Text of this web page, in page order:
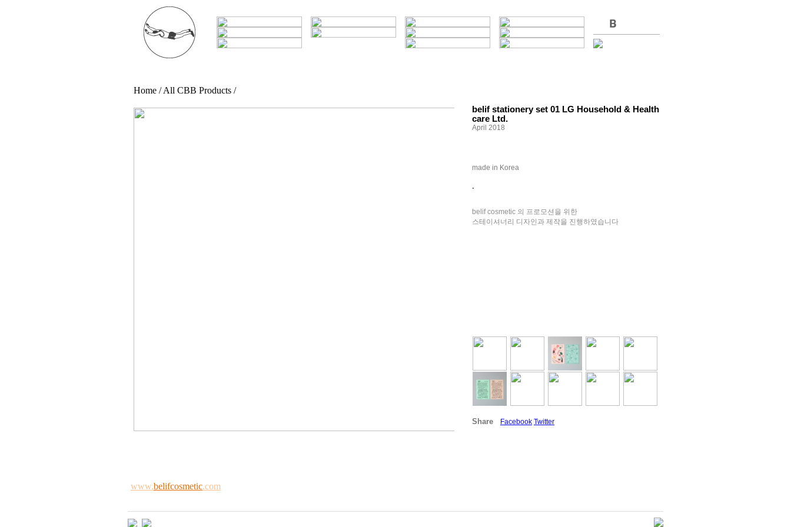
Home / All CBB Products /
belif stationery set 01 LG Household & Health
care Ltd.
April 2018
made in Korea
.
belif cosmetic 의 프로모션을 위한
스테이셔너리 디자인과 제작을 진행하였습니다
Share Facebook Twitter
www.belifcosmetic.com